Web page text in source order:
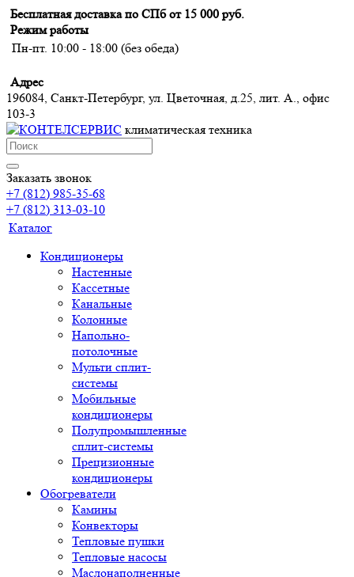
Бесплатная доставка по СПб от 15 000 руб.
Режим работы
Пн-пт. 10:00 - 18:00 (без обеда)
Адрес
196084, Санкт-Петербург, ул. Цветочная, д.25, лит. А., офис
103-3
климатическая техника
Заказать звонок
+7 (812) 985-35-68
+7 (812) 313-03-10
Каталог
Кондиционеры
Настенные
Кассетные
Канальные
Колонные
Напольно-
потолочные
Мульти сплит-
системы
Мобильные
кондиционеры
Полупромышленные
сплит-системы
Прецизионные
кондиционеры
Обогреватели
Камины
Конвекторы
Тепловые пушки
Тепловые насосы
Маслонаполненные